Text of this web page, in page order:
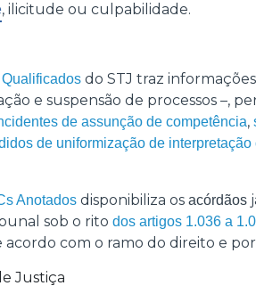
, ilicitude ou culpabilidade.
do STJ traz
e suspensão de processos –,
de assunção de competência,
de uniformização de interpretação
Anotados disponibiliza os acórdãos
sob o rito dos artigos 1.036 a
acordo com o ramo do direito e
Justiça